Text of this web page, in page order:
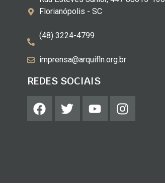
Florianópolis - SC
(48) 3224-4799
imprensa@arquifln.org.br
REDES SOCIAIS